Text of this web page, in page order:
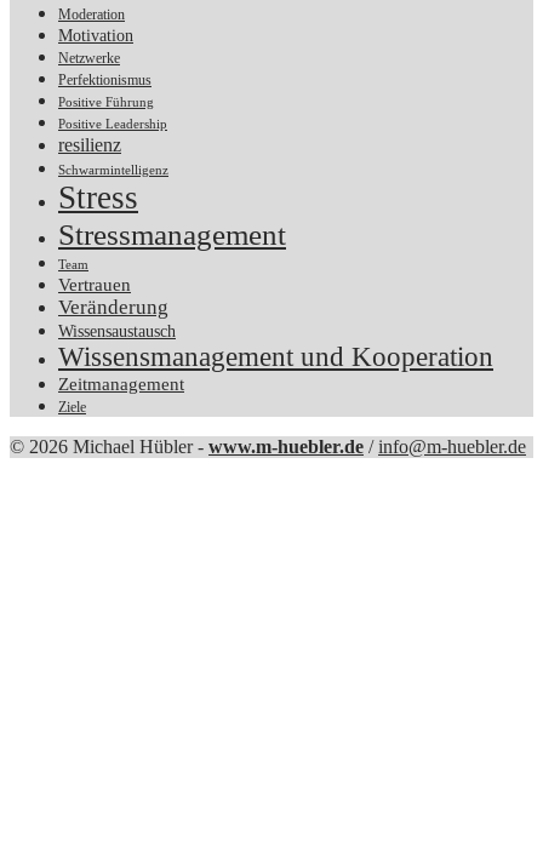
Moderation
Motivation
Netzwerke
Perfektionismus
Positive Führung
Positive Leadership
resilienz
Schwarmintelligenz
Stress
Stressmanagement
Team
Vertrauen
Veränderung
Wissensaustausch
Wissensmanagement und Kooperation
Zeitmanagement
Ziele
© 2026 Michael Hübler - www.m-huebler.de /info@m-huebler.de